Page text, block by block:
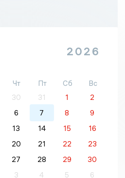
2026
Чт Пт Сб
Вс
30 31 1
2
6 7 8
9
13 14 15
16
20 21 22
23
27 28 29
30
3 4 5 6